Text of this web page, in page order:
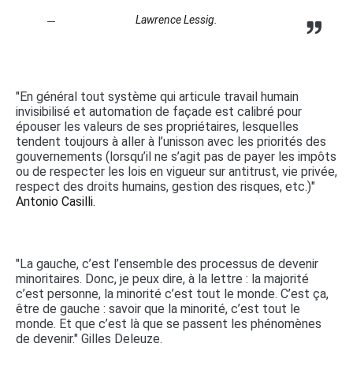
Lawrence Lessig.
"En général tout système qui articule travail humain
invisibilisé et automation de façade est calibré pour
épouser les valeurs de ses propriétaires, lesquelles
tendent toujours à aller à l’unisson avec les priorités des
gouvernements (lorsqu’il ne s’agit pas de payer les impôts
ou de respecter les lois en vigueur sur antitrust, vie privée,
respect des droits humains, gestion des risques, etc.)"
Antonio Casilli.
"La gauche, c’est l’ensemble des processus de devenir
minoritaires. Donc, je peux dire, à la lettre : la majorité
c’est personne, la minorité c’est tout le monde. C’est ça,
être de gauche : savoir que la minorité, c’est tout le
monde. Et que c’est là que se passent les phénomènes
de devenir." Gilles Deleuze.